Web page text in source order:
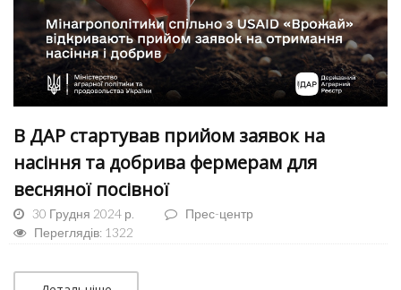
В ДАР стартував прийом заявок на
насіння та добрива фермерам для
весняної посівної
30 Грудня 2024 р.
Прес-центр
Переглядів: 1322